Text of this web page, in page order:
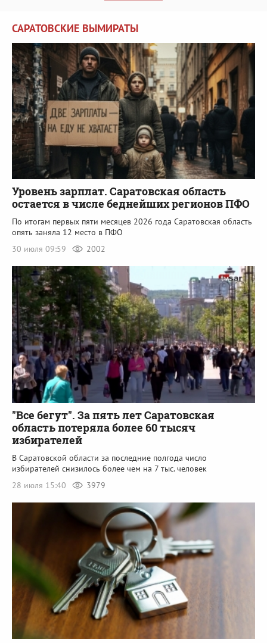
САРАТОВСКИЕ ВЫМИРАТЫ
Уровень зарплат. Саратовская область
остается в числе беднейших регионов ПФО
По итогам первых пяти месяцев 2026 года Саратовская область
опять заняла 12 место в ПФО
30 июля 09:59
2002
"Все бегут". За пять лет Саратовская
область потеряла более 60 тысяч
избирателей
В Саратовской области за последние полгода число
избирателей снизилось более чем на 7 тыс. человек
28 июля 15:40
3979